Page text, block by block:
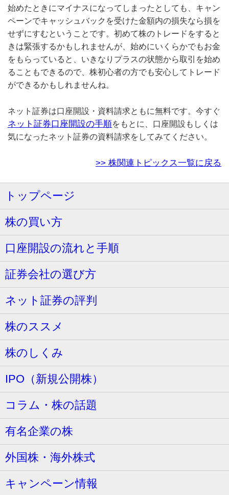
始めたときにマイナスになってしまったとしても、キャン
ペーンでキャッシュバックを受けた金額内の損失なら損を
せずにすむということです。初めて株のトレードをすると
きは緊張するかもしれませんが、始めにいくらかでもお金
をもらっていると、いきなりプラスの状態から取引を始め
ることもできるので、株初心者の方でも安心してトレード
ができるかもしれませんね。
ネット証券は口座開設・資料請求ともに無料です。今すぐ
ネット証券口座開設の手順をもとに、口座開設もしくは
気になったネット証券の資料請求をしてみてください。
>> 株関連トピックス一覧に戻る
トップページ
株の買い方
口座開設の流れと手順
証券会社の選び方
ネット証券の評判
株のススメ
株のしくみ
IPO（新規公開株）
コラム・株の話題
有名企業の株
外国株・海外株式
キャンペーン情報